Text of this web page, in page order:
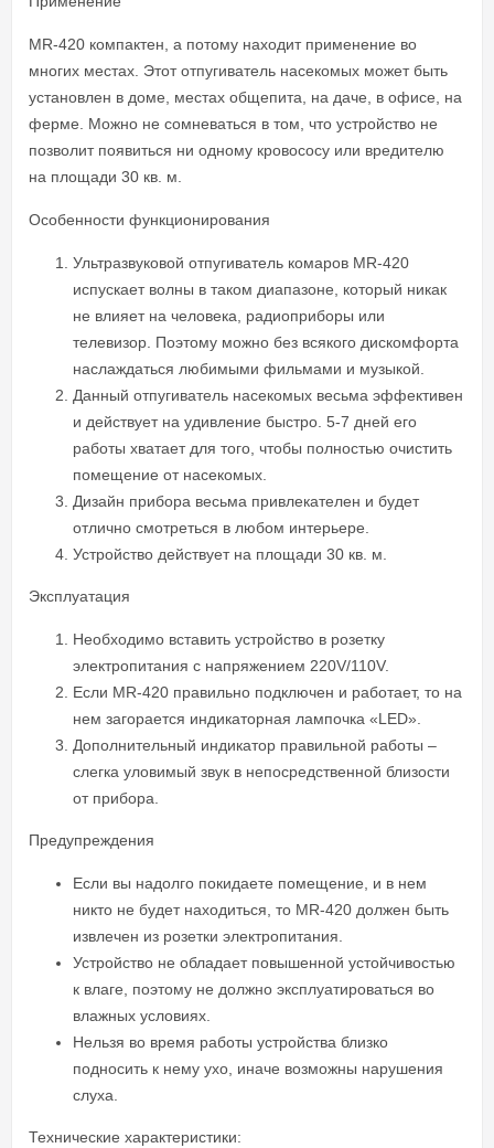
MR-420 компактен, а потому находит применение во
многих местах. Этот отпугиватель насекомых может быть
установлен в доме, местах общепита, на даче, в офисе, на
ферме. Можно не сомневаться в том, что устройство не
позволит появиться ни одному кровососу или вредителю
на площади 30 кв. м.
Особенности функционирования
Ультразвуковой отпугиватель комаров MR-420
испускает волны в таком диапазоне, который никак
не влияет на человека, радиоприборы или
телевизор. Поэтому можно без всякого дискомфорта
наслаждаться любимыми фильмами и музыкой.
Данный отпугиватель насекомых весьма эффективен
и действует на удивление быстро. 5-7 дней его
работы хватает для того, чтобы полностью очистить
помещение от насекомых.
Дизайн прибора весьма привлекателен и будет
отлично смотреться в любом интерьере.
Устройство действует на площади 30 кв. м.
Эксплуатация
Необходимо вставить устройство в розетку
электропитания с напряжением 220V/110V.
Если MR-420 правильно подключен и работает, то на
нем загорается индикаторная лампочка «LED».
Дополнительный индикатор правильной работы –
слегка уловимый звук в непосредственной близости
от прибора.
Предупреждения
Если вы надолго покидаете помещение, и в нем
никто не будет находиться, то MR-420 должен быть
извлечен из розетки электропитания.
Устройство не обладает повышенной устойчивостью
к влаге, поэтому не должно эксплуатироваться во
влажных условиях.
Нельзя во время работы устройства близко
подносить к нему ухо, иначе возможны нарушения
слуха.
Технические характеристики: